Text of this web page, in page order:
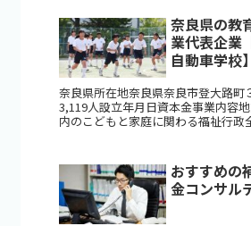
奈良県の教
業代表企業
自動車学校】
奈良県所在地奈良県奈良市登大路町
3,119人設立年月日資本金事業内容
内のこどもと家庭に関わる福祉行政
井 正吾 株式会社奈良自動車学校
おすすめの
金コンサル